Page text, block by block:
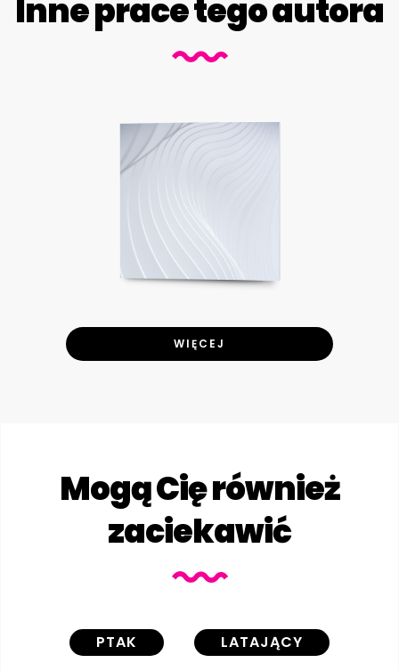
Inne prace tego autora
WIĘCEJ
Mogą Cię również
zaciekawić
PTAK LATAJĄCY